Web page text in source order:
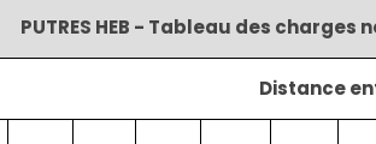
PUTRES HEB - Tableau des
Distance